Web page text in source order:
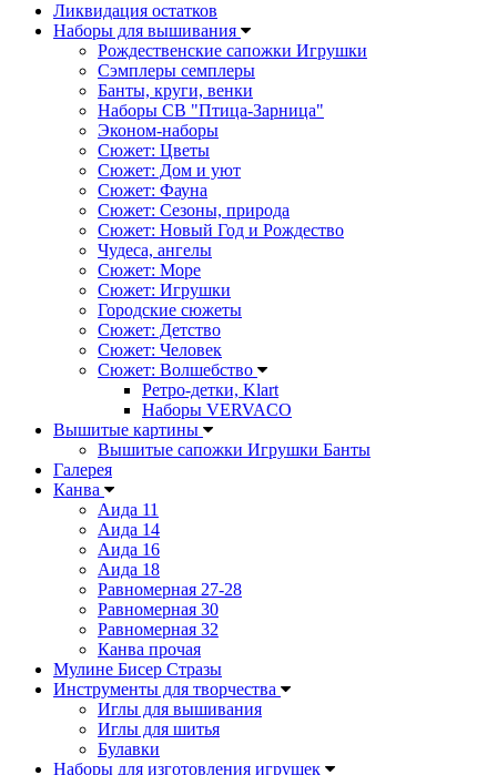
Ликвидация остатков
Наборы для вышивания
Рождественские сапожки Игрушки
Сэмплеры семплеры
Банты, круги, венки
Наборы СВ "Птица-Зарница"
Эконом-наборы
Сюжет: Цветы
Сюжет: Дом и уют
Сюжет: Фауна
Сюжет: Сезоны, природа
Сюжет: Новый Год и Рождество
Чудеса, ангелы
Сюжет: Море
Сюжет: Игрушки
Городские сюжеты
Сюжет: Детство
Сюжет: Человек
Сюжет: Волшебство
Ретро-детки, Klart
Наборы VERVACO
Вышитые картины
Вышитые сапожки Игрушки Банты
Галерея
Канва
Аида 11
Аида 14
Аида 16
Аида 18
Равномерная 27-28
Равномерная 30
Равномерная 32
Канва прочая
Мулине Бисер Стразы
Инструменты для творчества
Иглы для вышивания
Иглы для шитья
Булавки
Наборы для изготовления игрушек